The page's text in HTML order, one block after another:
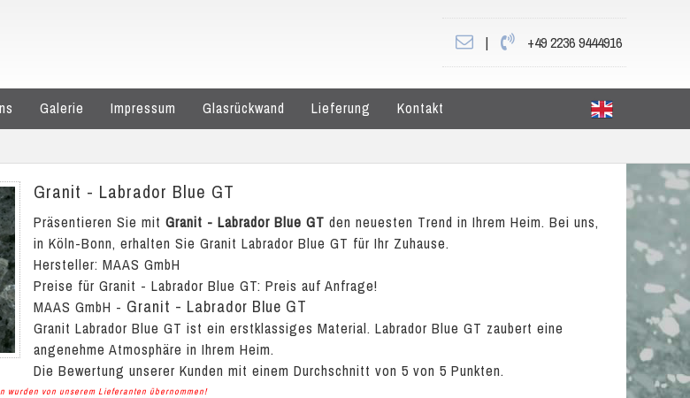
| +49 2236 9444916
Galerie Impressum Glasrückwand Lieferung Kontakt
Granit - Labrador Blue GT
Präsentieren Sie mit Granit - Labrador Blue GT den neuesten Trend in Ihrem Heim. Bei uns,
in Köln-Bonn, erhalten Sie Granit Labrador Blue GT für Ihr Zuhause.
Hersteller: MAAS GmbH
Preise für Granit - Labrador Blue GT: Preis auf Anfrage!
MAAS GmbH - Granit - Labrador Blue GT
Granit Labrador Blue GT ist ein erstklassiges Material. Labrador Blue GT zaubert eine
angenehme Atmosphäre in Ihrem Heim.
Die Bewertung unserer Kunden mit einem Durchschnitt von 5 von 5 Punkten.
wurden von unserem Lieferanten übernommen!